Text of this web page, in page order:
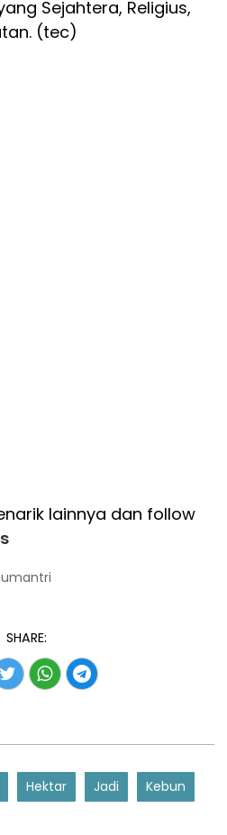
Sejahtera, Religius,
(tec)
lainnya dan follow
SHARE:
Hektar Jadi Kebun